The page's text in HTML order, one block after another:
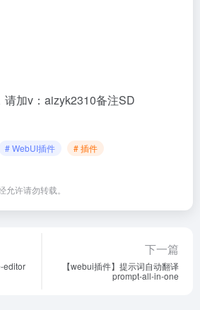
请加v：aizyk2310备注SD
# WebUI插件 # 插件
许请勿转载。
editor
下一篇
【webui插件】提示词自动翻译
prompt-all-in-one